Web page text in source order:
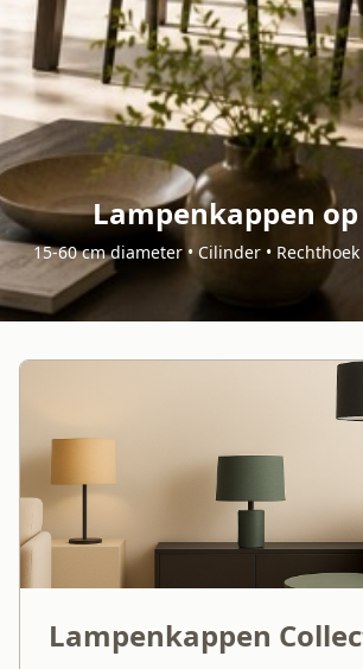
Lampenkappen
15-60 cm diameter • Cilinder • Rechthoek
Lampenkappen